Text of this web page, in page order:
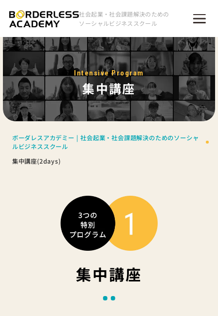
社会起業・社会課題解決のための
ソーシャルビジネススクール
Intensive Program
集中講座
ボーダレスアカデミー | 社会起業・社会課題解決のためのソーシャ
ルビジネススクール
集中講座(2days)
集中講座